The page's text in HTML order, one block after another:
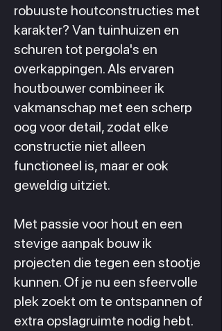
robuuste houtconstructies met
karakter? Van tuinhuizen en
schuren tot pergola's en
overkappingen. Als ervaren
houtbouwer combineer ik
vakmanschap met een scherp
oog voor detail, zodat elke
constructie niet alleen
functioneel is, maar er ook
geweldig uitziet.
Met passie voor hout en een
stevige aanpak bouw ik
projecten die tegen een stootje
kunnen. Of je nu een sfeervolle
plek zoekt om te ontspannen of
extra opslagruimte nodig hebt.